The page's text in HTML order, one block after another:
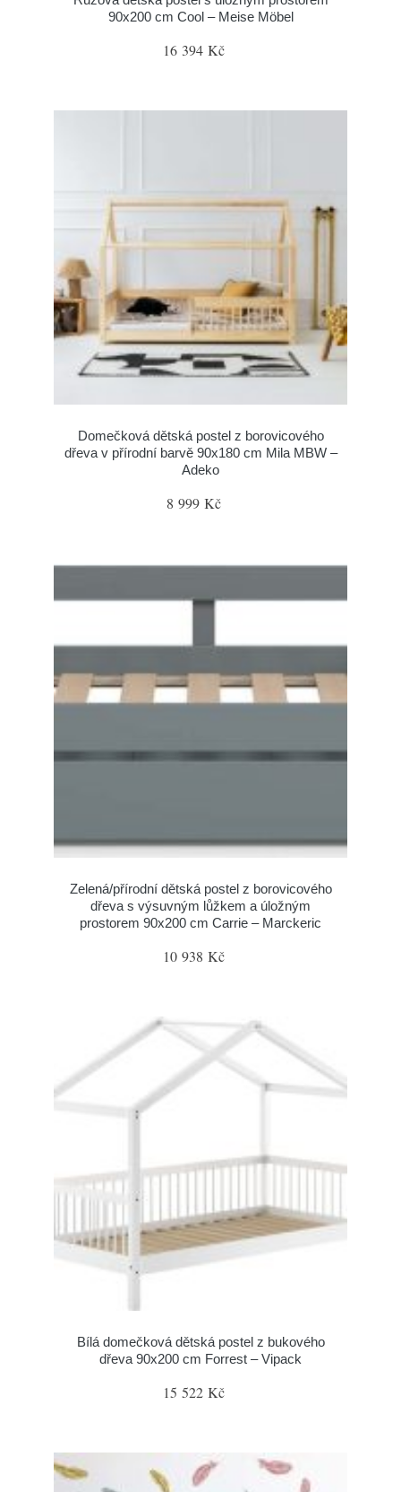
90x200 cm Cool – Meise Möbel
16 394 Kč
Domečková dětská postel z borovicového
dřeva v přírodní barvě 90x180 cm Mila MBW –
Adeko
8 999 Kč
Zelená/přírodní dětská postel z borovicového
dřeva s výsuvným lůžkem a úložným
prostorem 90x200 cm Carrie – Marckeric
10 938 Kč
Bílá domečková dětská postel z bukového
dřeva 90x200 cm Forrest – Vipack
15 522 Kč